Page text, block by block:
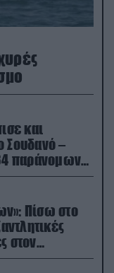
και
Σουδανό –
παράνομων
Πίσω στο